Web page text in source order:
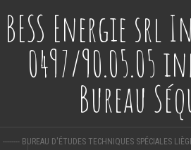
BESS Energie srl
0497/90.05.05
Bureau
-------- BUREAU D'ÉTUDES TECHNIQUES SPÉCIALES